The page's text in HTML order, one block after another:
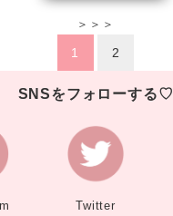
＞＞＞
1 2
SNSをフォローする♡
Twitter